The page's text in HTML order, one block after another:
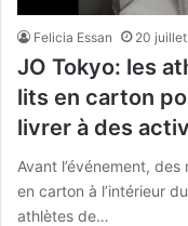
Felicia Essan 20 juillet
JO Tokyo: les
lits en carton
livrer à des
Avant l’événement,
en carton à l’intérieur
athlètes de…